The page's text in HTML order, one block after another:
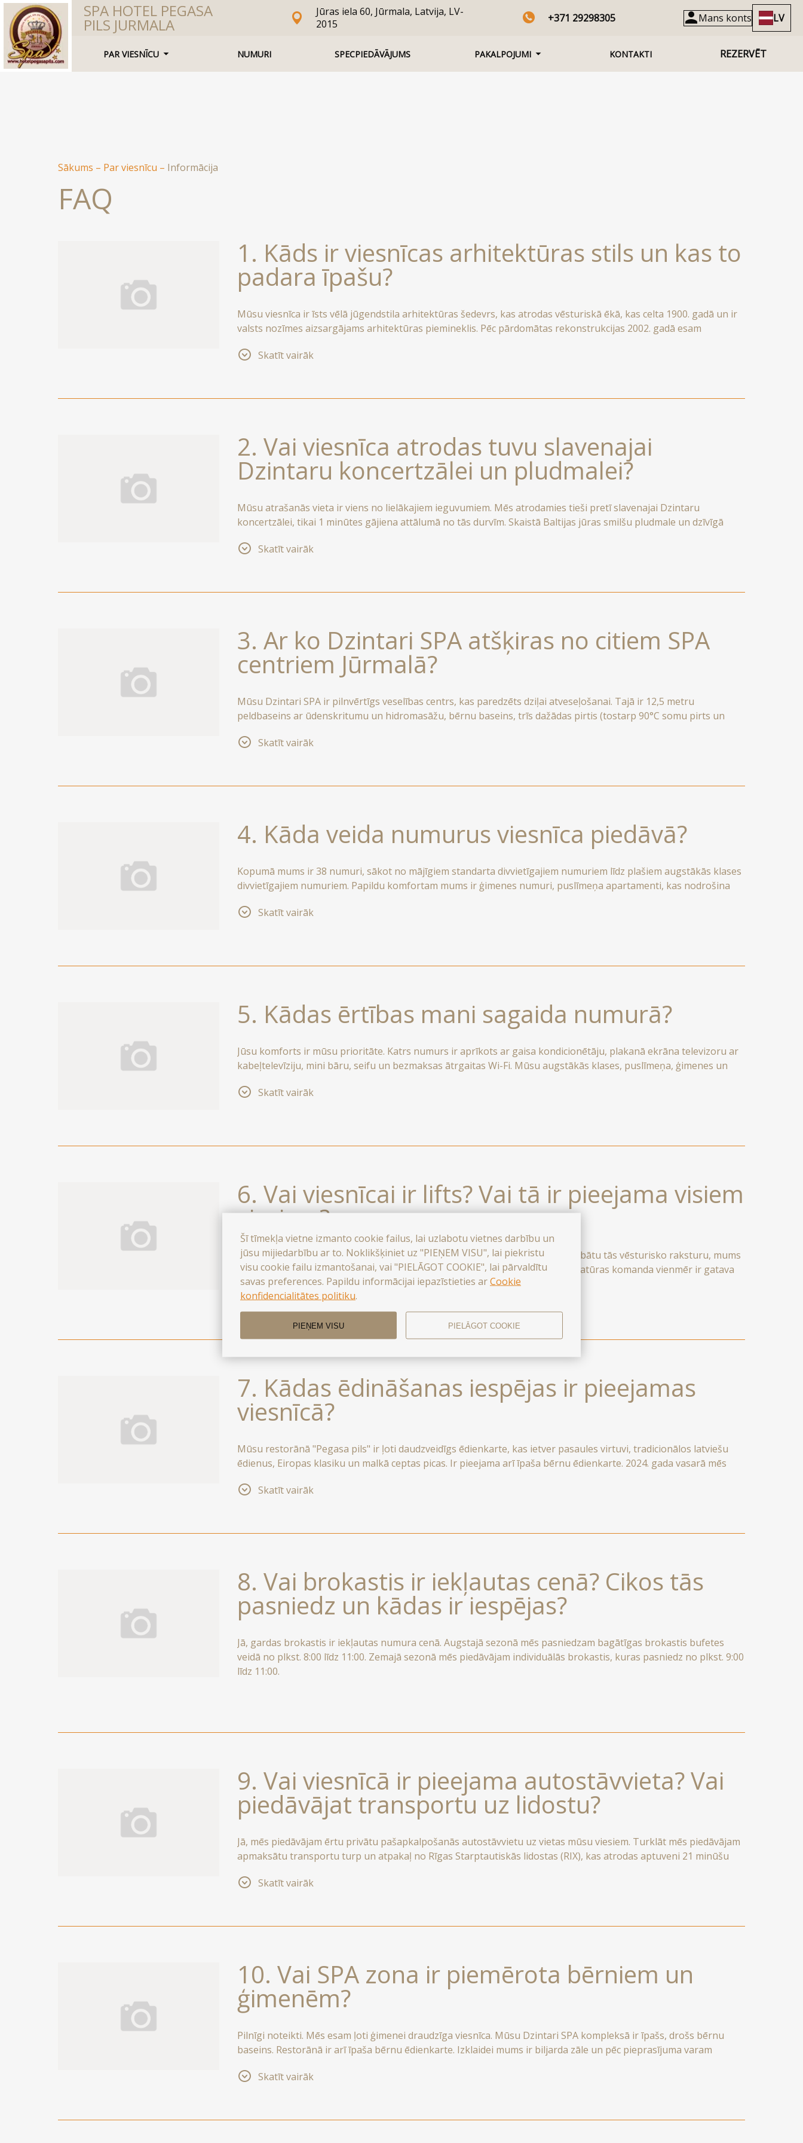
Šī tīmekļa vietne izmanto cookie failus, lai uzlabotu vietnes darbību un
jūsu mijiedarbību ar to. Noklikšķiniet uz "PIEŅEM VISU", lai piekristu
visu cookie failu izmantošanai, vai "PIELĀGOT COOKIE", lai pārvaldītu
savas preferences. Papildu informācijai iepazīstieties arCookie
konfidencialitātes politiku.
PIEŅEM VISU PIELĀGOT COOKIE
SPA HOTEL PEGASA
PILS JURMALA
Jūras iela 60, Jūrmala, Latvija, LV-
2015
+371 29298305 Mans konts LV
PAR VIESNĪCU NUMURI SPECPIEDĀVĀJUMS PAKALPOJUMI KONTAKTI REZERVĒT
Sākums – Par viesnīcu – Informācija
FAQ
1. Kāds ir viesnīcas arhitektūras stils un kas to
padara īpašu?
Mūsu viesnīca ir īsts vēlā jūgendstila arhitektūras šedevrs, kas atrodas vēsturiskā ēkā, kas celta 1900. gadā un ir
valsts nozīmes aizsargājams arhitektūras piemineklis. Pēc pārdomātas rekonstrukcijas 2002. gadā esam
kā pavadīt nakti īstā arhitektūras muzejā, kur atradīsiet elegantas detaļas, augstus griestus un unikālu
Skatīt vairāk
2. Vai viesnīca atrodas tuvu slavenajai
Dzintaru koncertzālei un pludmalei?
Mūsu atrašanās vieta ir viens no lielākajiem ieguvumiem. Mēs atrodamies tieši pretī slavenajai Dzintaru
koncertzālei, tikai 1 minūtes gājiena attālumā no tās durvīm. Skaistā Baltijas jūras smilšu pludmale un dzīvīgā
Jūrmalas izpētei.
Skatīt vairāk
3. Ar ko Dzintari SPA atšķiras no citiem SPA
centriem Jūrmalā?
Mūsu Dzintari SPA ir pilnvērtīgs veselības centrs, kas paredzēts dziļai atveseļošanai. Tajā ir 12,5 metru
peldbaseins ar ūdenskritumu un hidromasāžu, bērnu baseins, trīs dažādas pirtis (tostarp 90°C somu pirts un
unikālas hidroprocedūras, piemēram, zemūdens masāžu, pēdu hidroterapiju un aukstā ūdens spaidiņu
Skatīt vairāk
4. Kāda veida numurus viesnīca piedāvā?
Kopumā mums ir 38 numuri, sākot no mājīgiem standarta divvietīgajiem numuriem līdz plašiem augstākās klases
divvietīgajiem numuriem. Papildu komfortam mums ir ģimenes numuri, puslīmeņa apartamenti, kas nodrošina
valdzinošu skatu uz pilsētu.
Skatīt vairāk
5. Kādas ērtības mani sagaida numurā?
Jūsu komforts ir mūsu prioritāte. Katrs numurs ir aprīkots ar gaisa kondicionētāju, plakanā ekrāna televizoru ar
kabeļtelevīziju, mini bāru, seifu un bezmaksas ātrgaitas Wi-Fi. Mūsu augstākās klases, puslīmeņa, ģimenes un
patīkamāku. Papildus ieliešanai piedāvājam arī pudeli minerālūdens.
Skatīt vairāk
6. Vai viesnīcai ir lifts? Vai tā ir pieejama visiem
viesiem?
Mūsu ēka ir aizsargājams 19. gadsimta arhitektūras piemineklis, un, lai saglabātu tās vēsturisko raksturu, mums
ēkā nav lifta. Numuri atrodas trīs stāvos. Tomēr mūsu draudzīgā 24/7 reģistratūras komanda vienmēr ir gatava
palīdzēt ar jūsu bagāžu, un mēs ar prieku, ja iespējams, izmitināsim jūsu lūgumu par numuru apakšējos stāvos.
Skatīt vairāk
7. Kādas ēdināšanas iespējas ir pieejamas
viesnīcā?
Mūsu restorānā "Pegasa pils" ir ļoti daudzveidīgs ēdienkarte, kas ietver pasaules virtuvi, tradicionālos latviešu
ēdienus, Eiropas klasiku un malkā ceptas picas. Ir pieejama arī īpaša bērnu ēdienkarte. 2024. gada vasarā mēs
Skatīt vairāk
8. Vai brokastis ir iekļautas cenā? Cikos tās
pasniedz un kādas ir iespējas?
Jā, gardas brokastis ir iekļautas numura cenā. Augstajā sezonā mēs pasniedzam bagātīgas brokastis bufetes
veidā no plkst. 8:00 līdz 11:00. Zemajā sezonā mēs piedāvājam individuālās brokastis, kuras pasniedz no plkst. 9:00
līdz 11:00.
9. Vai viesnīcā ir pieejama autostāvvieta? Vai
piedāvājat transportu uz lidostu?
Jā, mēs piedāvājam ērtu privātu pašapkalpošanās autostāvvietu uz vietas mūsu viesiem. Turklāt mēs piedāvājam
apmaksātu transportu turp un atpakaļ no Rīgas Starptautiskās lidostas (RIX), kas atrodas aptuveni 21 minūšu
pieteiktu.Skatīt vairāk
10. Vai SPA zona ir piemērota bērniem un
ģimenēm?
Pilnīgi noteikti. Mēs esam ļoti ģimenei draudzīga viesnīca. Mūsu Dzintari SPA kompleksā ir īpašs, drošs bērnu
baseins. Restorānā ir arī īpaša bērnu ēdienkarte. Izklaidei mums ir biljarda zāle un pēc pieprasījuma varam
nodrošināt bērnu gultiņu.
Skatīt vairāk